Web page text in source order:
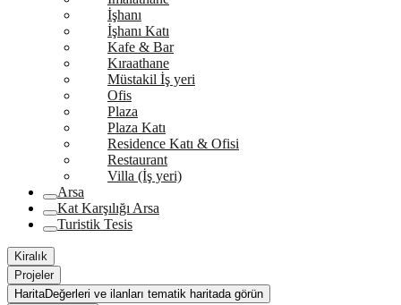
İşhanı
İşhanı Katı
Kafe & Bar
Kıraathane
Müstakil İş yeri
Ofis
Plaza
Plaza Katı
Residence Katı & Ofisi
Restaurant
Villa (İş yeri)
Arsa
Kat Karşılığı Arsa
Turistik Tesis
Kiralık
Projeler
HaritaDeğerleri ve ilanları tematik haritada görün